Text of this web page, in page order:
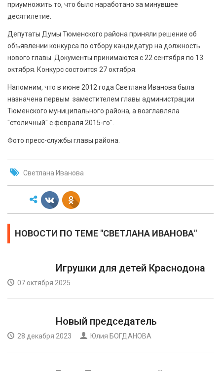
приумножить то, что было наработано за минувшее
десятилетие.
Депутаты Думы Тюменского района приняли решение об
объявлении конкурса по отбору кандидатур на должность
нового главы. Документы принимаются с 22 сентября по 13
октября. Конкурс состоится 27 октября.
Напомним, что в июне 2012 года Светлана Иванова была
назначена первым заместителем главы администрации
Тюменского муниципального района, а возглавляла
"столичный" с февраля 2015-го".
Фото пресс-службы главы района.
Светлана Иванова
НОВОСТИ ПО ТЕМЕ "СВЕТЛАНА ИВАНОВА"
Игрушки для детей Краснодона
07 октября 2025
Новый председатель
28 декабря 2023 Юлия БОГДАНОВА